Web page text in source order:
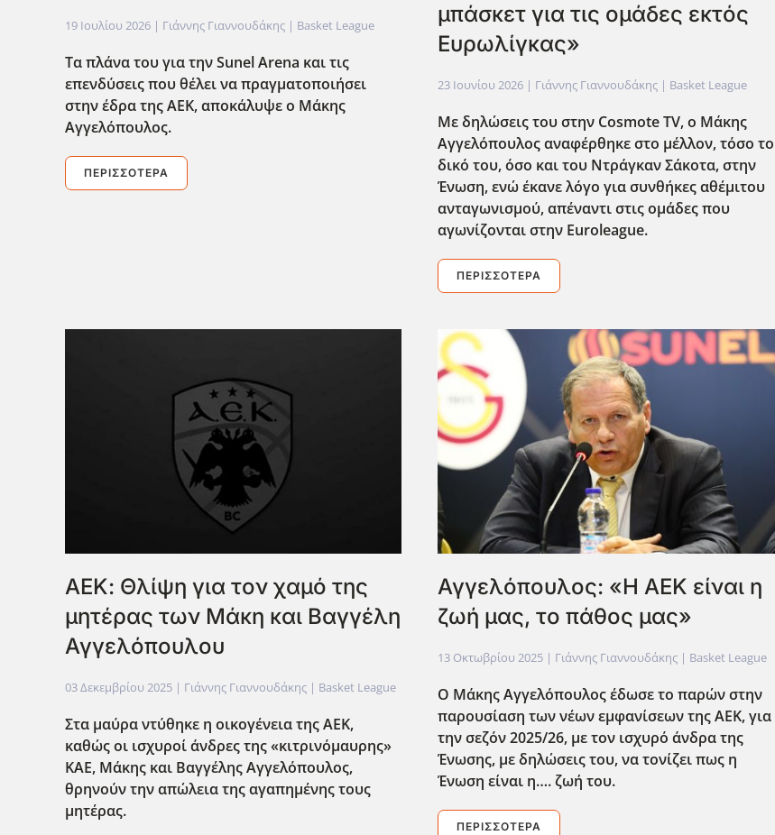
19 Ιουλίου 2026 | Γιάννης Γιαννουδάκης | Basket League
Τα πλάνα του για την SunelArena και τις
επενδύσεις που θέλει να πραγματοποιήσει
στην έδρα της ΑΕΚ, αποκάλυψε ο Μάκης
Αγγελόπουλος.
ΠΕΡΙΣΣΌΤΕΡΑ
μπάσκετ για τις ομάδες εκτός
Ευρωλίγκας»
23 Ιουνίου 2026 | Γιάννης Γιαννουδάκης | Basket League
Με δηλώσεις του στην CosmoteTV, ο Μάκης
Αγγελόπουλος αναφέρθηκε στο μέλλον, τόσο το
δικό του, όσο και του Ντράγκαν Σάκοτα, στην
Ένωση, ενώ έκανε λόγο για συνθήκες αθέμιτου
ανταγωνισμού, απέναντι στις ομάδες που
αγωνίζονται στην Euroleague.
ΠΕΡΙΣΣΌΤΕΡΑ
ΑΕΚ: Θλίψη για τον χαμό της
μητέρας των Μάκη και Βαγγέλη
Αγγελόπουλου
03 Δεκεμβρίου 2025 | Γιάννης Γιαννουδάκης | Basket League
Στα μαύρα ντύθηκε η οικογένεια της ΑΕΚ,
καθώς οι ισχυροί άνδρες της «κιτρινόμαυρης»
ΚΑΕ, Μάκης και Βαγγέλης Αγγελόπουλος,
θρηνούν την απώλεια της αγαπημένης τους
μητέρας.
Αγγελόπουλος: «Η ΑΕΚ είναι η
ζωή μας, το πάθος μας»
13 Οκτωβρίου 2025 | Γιάννης Γιαννουδάκης | Basket League
Ο Μάκης Αγγελόπουλος έδωσε το παρών στην
παρουσίαση των νέων εμφανίσεων της ΑΕΚ, για
την σεζόν 2025/26, με τον ισχυρό άνδρα της
Ένωσης, με δηλώσεις του, να τονίζει πως η
Ένωση είναι η…. ζωή του.
ΠΕΡΙΣΣΌΤΕΡΑ